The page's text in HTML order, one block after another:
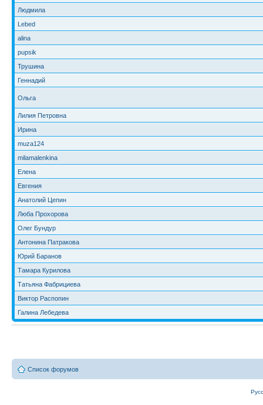
Людмила
Lebed
alina
pupsik
Трушина
Геннадий
Ольга
Лилия Петровна
Ирина
muza124
milamalenkina
Елена
Евгения
Анатолий Цепин
Люба Прохорова
Олег Бундур
Антонина Патракова
Юрий Баранов
Тамара Курилова
Татьяна Фабрициева
Виктор Распопин
Галина Лебедева
Список форумов